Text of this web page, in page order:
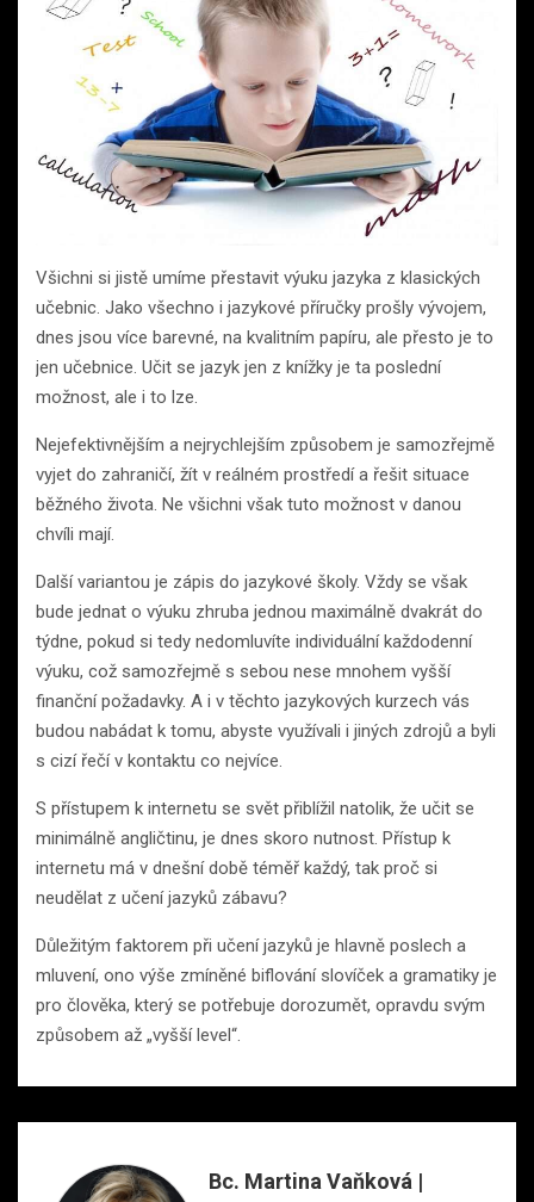
Všichni si jistě umíme přestavit výuku jazyka z klasických
učebnic. Jako všechno i jazykové příručky prošly vývojem,
dnes jsou více barevné, na kvalitním papíru, ale přesto je to
jen učebnice. Učit se jazyk jen z knížky je ta poslední
možnost, ale i to lze.
Nejefektivnějším a nejrychlejším způsobem je samozřejmě
vyjet do zahraničí, žít v reálném prostředí a řešit situace
běžného života. Ne všichni však tuto možnost v danou
chvíli mají.
Další variantou je zápis do jazykové školy. Vždy se však
bude jednat o výuku zhruba jednou maximálně dvakrát do
týdne, pokud si tedy nedomluvíte individuální každodenní
výuku, což samozřejmě s sebou nese mnohem vyšší
finanční požadavky. A i v těchto jazykových kurzech vás
budou nabádat k tomu, abyste využívali i jiných zdrojů a byli
s cizí řečí v kontaktu co nejvíce.
S přístupem k internetu se svět přiblížil natolik, že učit se
minimálně angličtinu, je dnes skoro nutnost. Přístup k
internetu má v dnešní době téměř každý, tak proč si
neudělat z učení jazyků zábavu?
Důležitým faktorem při učení jazyků je hlavně poslech a
mluvení, ono výše zmíněné biflování slovíček a gramatiky je
pro člověka, který se potřebuje dorozumět, opravdu svým
způsobem až „vyšší level“.
Bc. Martina Vaňková |